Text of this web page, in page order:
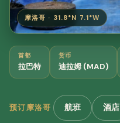
摩洛哥 · 31.8°N 7.1°W
首都
拉巴特
货币
迪拉姆 (MAD)
预订摩洛哥 航班 酒店